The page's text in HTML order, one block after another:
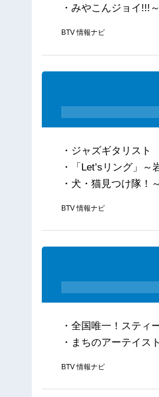
・みやこんジョイ
BTV 情報ナビ
・ジャズギタリス
・「Let’sリング」～
・犬・猫見つけ隊！
BTV 情報ナビ
・全国唯一！スティ
・まちのアーテイ
BTV 情報ナビ